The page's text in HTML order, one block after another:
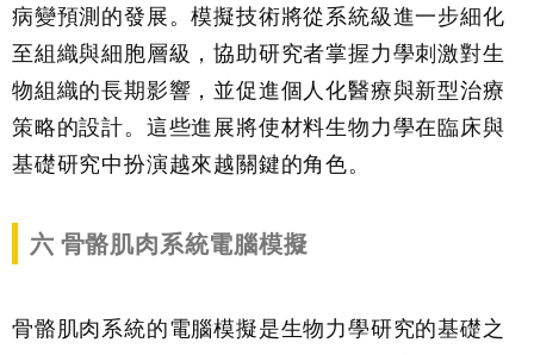
病變預測的發展。模擬技術將從系統級進一步細化
至組織與細胞層級，協助研究者掌握力學刺激對生
物組織的長期影響，並促進個人化醫療與新型治療
策略的設計。這些進展將使材料生物力學在臨床與
基礎研究中扮演越來越關鍵的角色。
六 骨骼肌肉系統電腦模擬
骨骼肌肉系統的電腦模擬是生物力學研究的基礎之